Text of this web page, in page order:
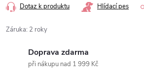
Dotaz k produktu Hlídací pes
Záruka: 2 roky
Doprava zdarma
při nákupu nad 1 999 Kč